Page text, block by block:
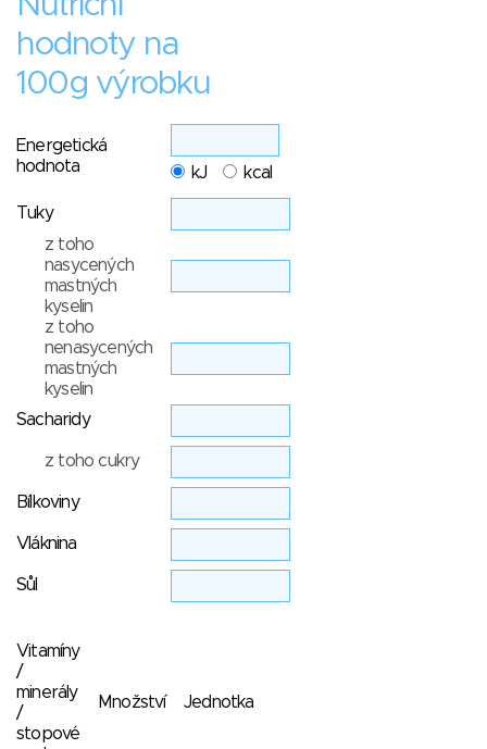
hodnoty na
100g výrobku
Energetická
hodnota
kJ kcal
Tuky
z toho
nasycených
mastných
kyselin
z toho
nenasycených
mastných
kyselin
Sacharidy
z toho cukry
Bílkoviny
Vláknina
Sůl
Vitamíny
/
minerály
/
stopové
Množství Jednotka